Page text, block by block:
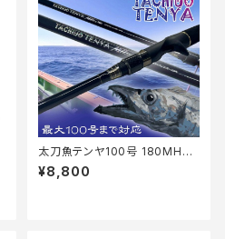
太刀魚テンヤ100号 180MH+
マットブルー
¥8,800